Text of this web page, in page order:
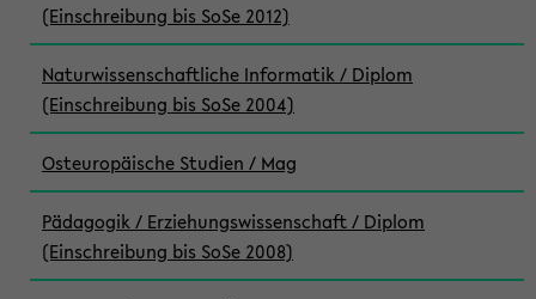
(Einschreibung bis SoSe 2012)
Naturwissenschaftliche Informatik / Diplom
(Einschreibung bis SoSe 2004)
Osteuropäische Studien / Mag
Pädagogik / Erziehungswissenschaft / Diplom
(Einschreibung bis SoSe 2008)